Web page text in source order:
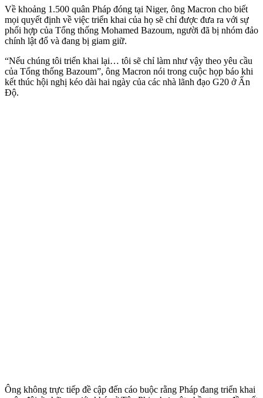
Về khoảng 1.500 quân Pháp đóng tại Niger, ông Macron cho biết
mọi quyết định về việc triển khai của họ sẽ chỉ được đưa ra với sự
phối hợp của Tổng thống Mohamed Bazoum, người đã bị nhóm đảo
chính lật đổ và đang bị giam giữ.
“Nếu chúng tôi triển khai lại… tôi sẽ chỉ làm như vậy theo yêu cầu
của Tổng thống Bazoum”, ông Macron nói trong cuộc họp báo khi
kết thúc hội nghị kéo dài hai ngày của các nhà lãnh đạo G20 ở Ấn
Độ.
Ông không trực tiếp đề cập đến cáo buộc rằng Pháp đang triển khai